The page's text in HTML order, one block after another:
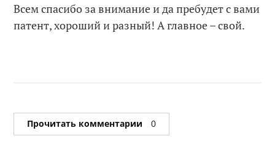
Всем спасибо за внимание и да пребудет с вами
патент, хороший и разный! А главное – свой.
Прочитать комментарии 0